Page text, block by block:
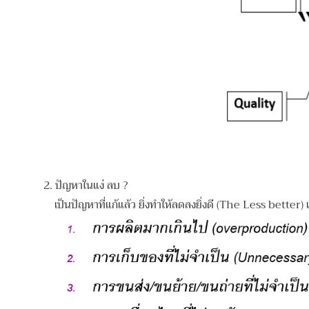
2.ปัญหาในแง่ ลบ ?
เป็นปัญหาที่แก้แล้ว ยิ่งทำให้ลดลงยิ่งดี (The Less better)